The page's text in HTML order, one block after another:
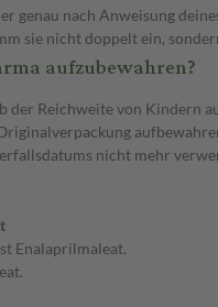
genau nach Anweisung
sie nicht doppelt ein,
aufzubewahren?
der Reichweite von Kindern
nicht mehr
Enalaprilmaleat.